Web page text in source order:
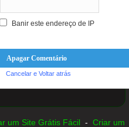
Banir este endereço de IP
Cancelar e Voltar atrás
um Site Grátis Fácil - Criar um